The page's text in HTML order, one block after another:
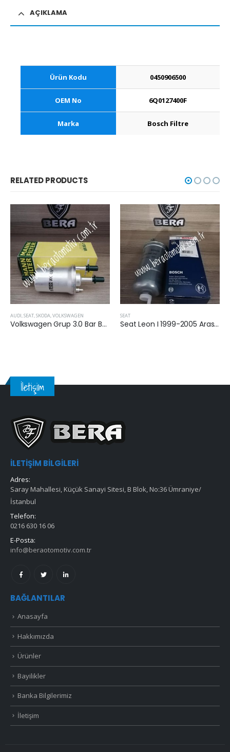
AÇIKLAMA
Ürün Kodu 0450906500
OEM No 6Q0127400F
Marka Bosch Filtre
RELATED PRODUCTS
AUDI,SEAT,SKODA,VOLKSWAGEN
Volkswagen Grup 3.0 Bar Benzin Filtresi
SEAT
Seat Leon I 1999-2005 Arası 1.9 Dizel Yakıt Filtresi
İletişim
İLETIŞIM BILGILERI
Adres:
Saray Mahallesi, Küçük Sanayi Sitesi, B Blok, No:36 Ümraniye/
İstanbul
Telefon:
0216 630 16 06
E-Posta:
info@beraotomotiv.com.tr
BAĞLANTILAR
Anasayfa
Hakkımızda
Ürünler
Bayilikler
Banka Bilgilerimiz
İletişim